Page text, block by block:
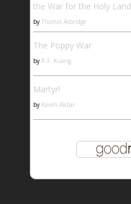
the War for the Holy Land
by Thomas Asbridge
The Poppy War
by R.F. Kuang
Martyr!
by Kaveh Akbar